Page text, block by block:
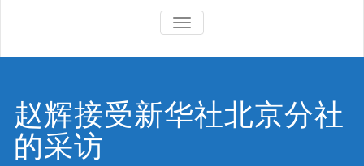
切
换
赵辉接受新华社北京分社
的采访